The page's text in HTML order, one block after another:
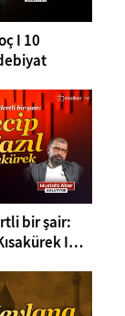
I 10
bir şair:
I